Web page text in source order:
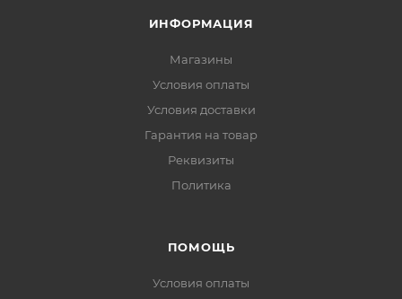
ИНФОРМАЦИЯ
Магазины
Условия оплаты
Условия доставки
Гарантия на товар
Реквизиты
Политика
ПОМОЩЬ
Условия оплаты